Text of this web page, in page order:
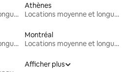
Locations moyenne et longue durée
Athènes
Locations moyenne et longue durée
Locations moyenne et longue durée
Montréal
Locations moyenne et longue durée
Afficher plus